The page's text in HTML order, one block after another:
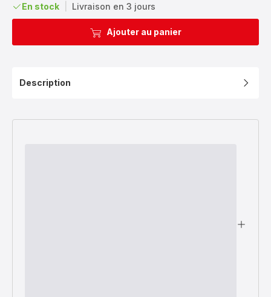
En stock Livraison en 3 jours
Ajouter au panier
Description